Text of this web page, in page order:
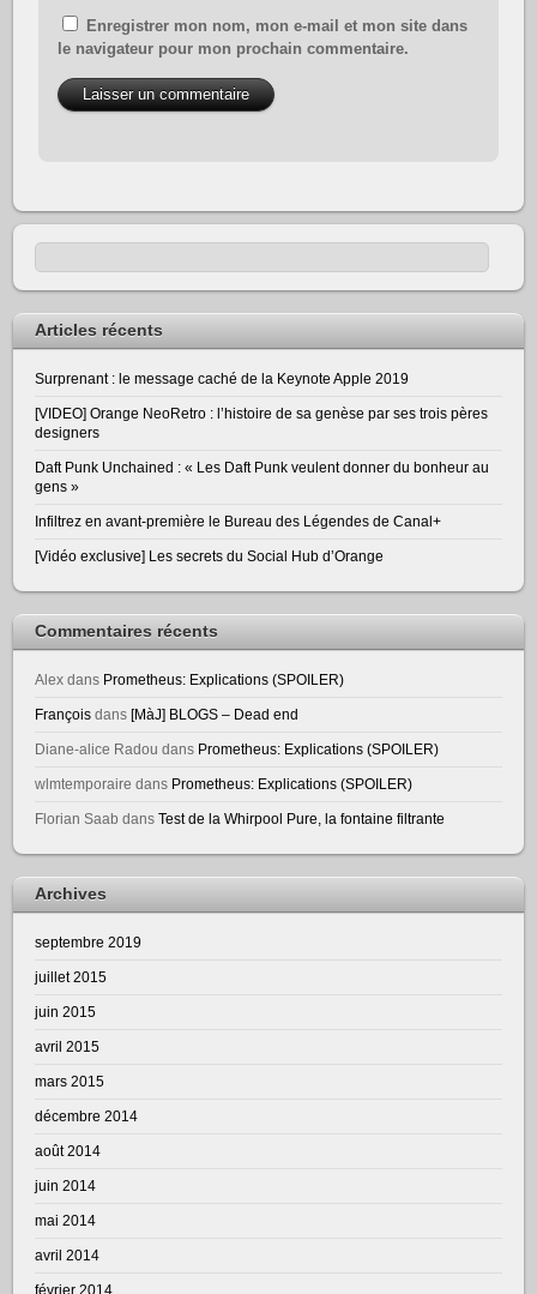
Enregistrer mon nom, mon e-mail et mon site dans
le navigateur pour mon prochain commentaire.
Articles récents
Surprenant : le message caché de la Keynote Apple 2019
[VIDEO] Orange NeoRetro : l’histoire de sa genèse par ses trois pères
designers
Daft Punk Unchained : « Les Daft Punk veulent donner du bonheur au
gens »
Infiltrez en avant-première le Bureau des Légendes de Canal+
[Vidéo exclusive] Les secrets du Social Hub d’Orange
Commentaires récents
Alex dans Prometheus: Explications (SPOILER)
François dans[MàJ] BLOGS – Dead end
Diane-alice Radou dans Prometheus: Explications (SPOILER)
wlmtemporaire dans Prometheus: Explications (SPOILER)
Florian Saab dansTest de la Whirpool Pure, la fontaine filtrante
Archives
septembre 2019
juillet 2015
juin 2015
avril 2015
mars 2015
décembre 2014
août 2014
juin 2014
mai 2014
avril 2014
février 2014